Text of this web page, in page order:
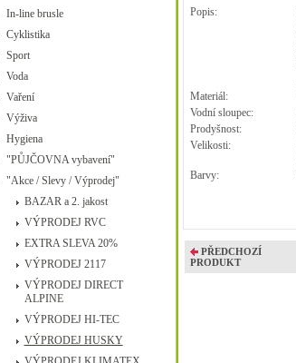
In-line brusle
Cyklistika
Sport
Voda
Vaření
Výživa
Hygiena
"PŮJČOVNA vybavení"
"Akce / Slevy / Výprodej"
BAZAR a 2. jakost
VÝPRODEJ RVC
EXTRA SLEVA 20%
VÝPRODEJ 2117
VÝPRODEJ DIRECT
ALPINE
VÝPRODEJ HI-TEC
VÝPRODEJ HUSKY
Popis:
Materiál:
Vodní sloupec:
Prodyšnost:
Velikosti:
Barvy:
PŘEDCHOZÍ
PRODUKT